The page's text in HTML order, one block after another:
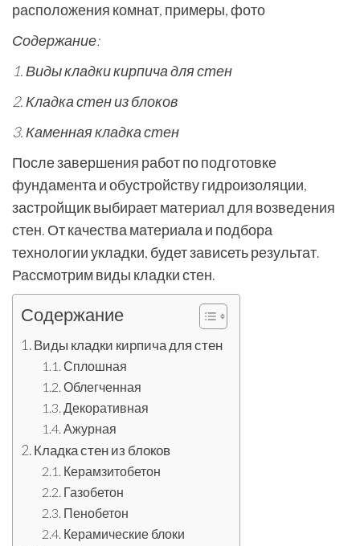
расположения комнат, примеры, фото
Содержание:
1. Виды кладки кирпича для стен
2. Кладка стен из блоков
3. Каменная кладка стен
После завершения работ по подготовке
фундамента и обустройству гидроизоляции,
застройщик выбирает материал для возведения
стен. От качества материала и подбора
технологии укладки, будет зависеть результат.
Рассмотрим виды кладки стен.
Содержание
Виды кладки кирпича для стен
Сплошная
Облегченная
Декоративная
Ажурная
Кладка стен из блоков
Керамзитобетон
Газобетон
Пенобетон
Керамические блоки